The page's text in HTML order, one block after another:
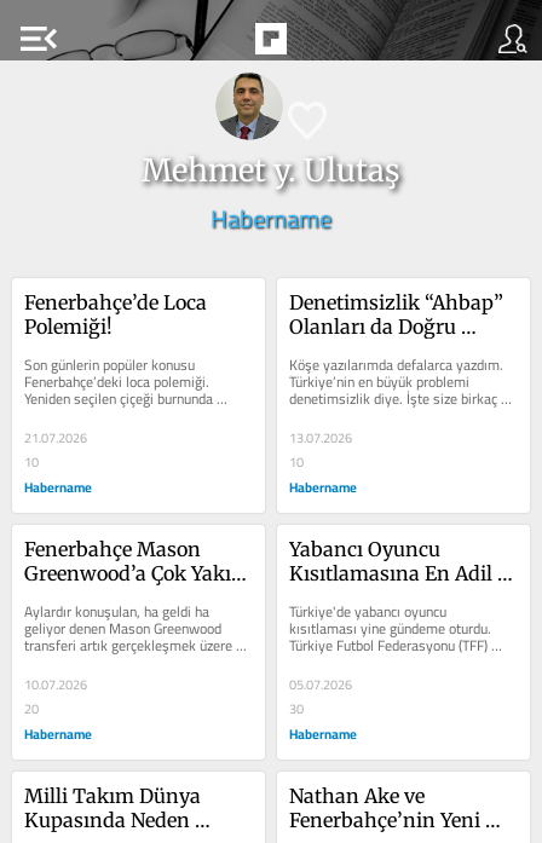
menu_open
Mehmet y. Ulutaş
Habername
Fenerbahçe’de Loca
Polemiği!
Son günlerin popüler konusu
Fenerbahçe’deki loca polemiği.
Yeniden seçilen çiçeği burnunda
başkan Aziz Yıldırım ve yönetiminin
son...
21.07.2026
10
Habername
Denetimsizlik “Ahbap”
Olanları da Doğru
Köşe yazılarımda defalarca yazdım.
Türkiye’nin en büyük problemi
denetimsizlik diye. İşte size birkaç
örnek: Bolu Kartalkaya Oteli...
13.07.2026
10
Habername
Fenerbahçe Mason
Greenwood’a Çok Yakın
Aylardır konuşulan, ha geldi ha
geliyor denen Mason Greenwood
transferi artık gerçekleşmek üzere ve
oyuncu Fenerbahçe’ya çok yakın.
İşte...
10.07.2026
20
Habername
Yabancı Oyuncu
Kısıtlamasına En Adil
Türkiye'de yabancı oyuncu
kısıtlaması yine gündeme oturdu.
Türkiye Futbol Federasyonu (TFF)
defalarca 10 4 kuralı geçerli dese
de...
05.07.2026
30
Habername
Milli Takım Dünya
Kupasında Neden
Nathan Ake ve
Fenerbahçe’nin Yeni